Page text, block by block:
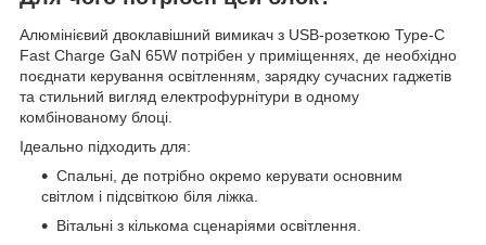
Алюмінієвий двоклавішний вимикач з USB-розеткою Type-C
Fast Charge GaN 65W потрібен у приміщеннях, де необхідно
поєднати керування освітленням, зарядку сучасних гаджетів
та стильний вигляд електрофурнітури в одному
комбінованому блоці.
Ідеально підходить для:
Спальні, де потрібно окремо керувати основним
світлом і підсвіткою біля ліжка.
Вітальні з кількома сценаріями освітлення.